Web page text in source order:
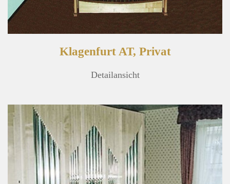
Klagenfurt AT, Privat
Detailansicht